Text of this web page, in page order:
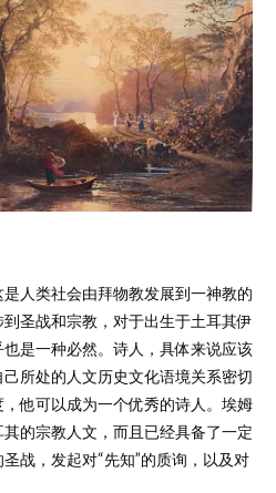
人类社会由拜物教发展到一神教的
圣战和宗教，对于出生于土耳其伊
是一种必然。诗人，具体来说应该
所处的人文历史文化语境关系密切
他可以成为一个优秀的诗人。埃姆
的宗教人文，而且已经具备了一定
战，发起对“先知”的质询，以及对